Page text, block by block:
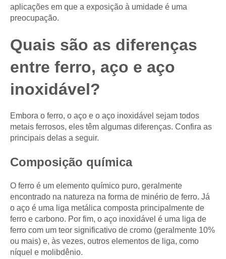
aplicações em que a exposição à umidade é uma
preocupação.
Quais são as diferenças
entre ferro, aço e aço
inoxidável?
Embora o ferro, o aço e o aço inoxidável sejam todos
metais ferrosos, eles têm algumas diferenças. Confira as
principais delas a seguir.
Composição química
O ferro é um elemento químico puro, geralmente
encontrado na natureza na forma de minério de ferro. Já
o aço é uma liga metálica composta principalmente de
ferro e carbono. Por fim, o aço inoxidável é uma liga de
ferro com um teor significativo de cromo (geralmente 10%
ou mais) e, às vezes, outros elementos de liga, como
níquel e molibdênio.